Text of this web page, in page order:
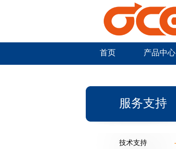
首页 产品中心
服务支持
技术支持